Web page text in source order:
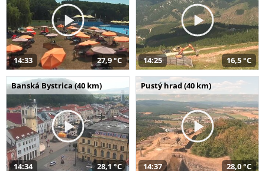
14:33 27,9 °C 14:25 16,5 °C
Banská Bystrica (40 km)
14:34 28,1 °C
Pustý hrad (40 km)
14:37 28,0 °C